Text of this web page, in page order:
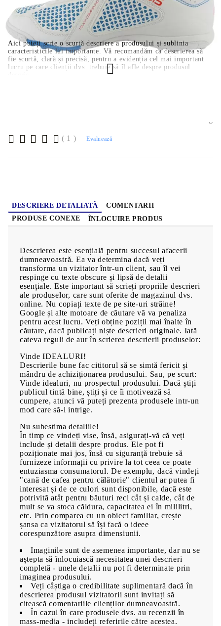
Aici puteți scrie o scurtă descriere a produsului și sublinia
caracteristicile lui importante. Vă recomandăm ca descrierea să
fie scurtă, clară și precisă, pentru a evidenția cel mai important
lucru pe care clienții dvs. trebuie să îl afle despre produsul
COMANDĂ RAPIDĂ
Noi vă vom contacta pentru finalizarea comenzii.
( 1 ) Evaluează
DESCRIERE DETALIATĂ
COMENTARII
PRODUSE CONEXE
ÎNLOCUIRE PRODUS
Descrierea este esențială pentru succesul afacerii
dumneavoastră. Ea va determina dacă veți
transforma un vizitator într-un client, sau îl vei
respinge cu texte obscure și lipsă de detalii
esențiale. Este important să scrieți propriile descrieri
ale produselor, care sunt oferite de magazinul dvs.
online. Nu copiați texte de pe site-uri străine!
Google și alte motoare de căutare vă va penaliza
pentru acest lucru. Veți obține poziții mai înalte în
căutare, dacă publicați niște descrieri originale. Iată
cateva reguli de aur în scrierea descrierii produselor:
Vinde IDEALURI!
Descrierile bune fac cititorul să se simtă fericit și
mândru de achiziționarea produsului. Sau, pe scurt:
Vinde idealuri, nu prospectul produsului. Dacă știți
publicul tintă bine, știți și ce îi motivează să
cumpere, atunci vă puteți prezenta produsele intr-un
mod care să-i intrige.
Nu subestima detaliile!
În timp ce vindeți vise, însă, asigurați-vă că veți
include și detalii despre produs. Ele pot fi
poziționate mai jos, însă cu siguranță trebuie să
furnizeze informații cu privire la tot ceea ce poate
entuziasma consumatorul. De exemplu, dacă vindeți
"cană de cafea pentru călătorie" clientul ar putea fi
interesat și de ce culori sunt disponibile, dacă este
potrivită atât pentru băuturi reci cât și calde, cât de
mult se va stoca căldura, capacitatea ei în mililitri,
etc. Prin comparea cu un obiect familiar, crește
șansa ca vizitatorul să își facă o ideee
corespunzătore asupra dimensiunii.
Imaginile sunt de asemenea importante, dar nu se
aștepta să înlocuiască necesitatea unei descrieri
completă - unele detalii nu pot fi determinate prin
imaginea produsului.
Veți câștiga o credibilitate suplimentară dacă în
descrierea produsul vizitatorii sunt invitați să
citească comentariile clienților dumneavoastră.
În cazul în care produsele dvs. au recenzii în
mass-media - includeți referirile către acestea.